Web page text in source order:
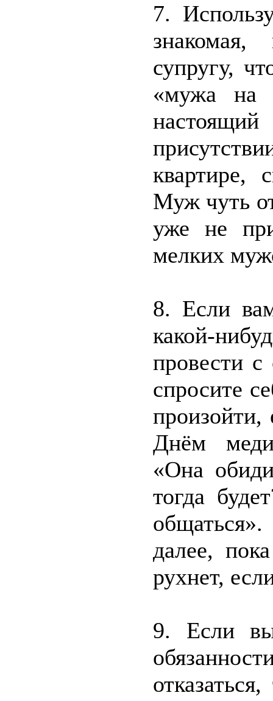
7.
знакомая,
супругу,
«мужа на
квартире,
Муж чуть
уже не
мелких
8. Если
какой-
провести
спросите
произойти,
Днём
«Она
тогда
далее,
рухнет,
9. Если вы